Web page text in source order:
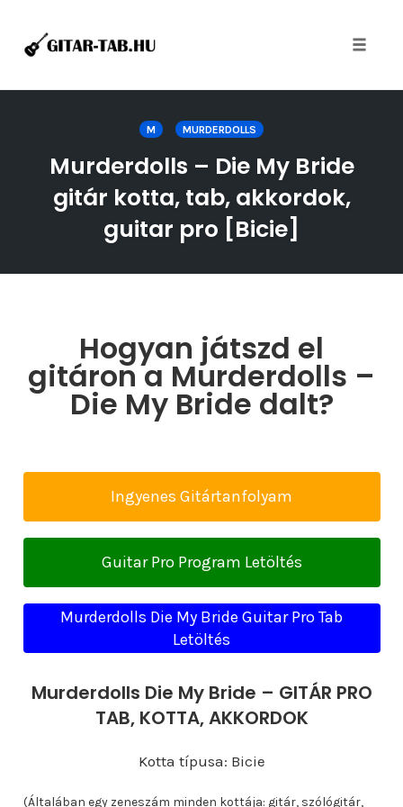
M MURDERDOLLS
Murderdolls – Die My Bride
gitár kotta, tab, akkordok,
guitar pro [Bicie]
Hogyan játszd el
gitáron a Murderdolls –
Die My Bride dalt?
Ingyenes Gitártanfolyam
Guitar Pro Program Letöltés
Murderdolls Die My Bride Guitar Pro Tab
Letöltés
Murderdolls Die My Bride – GITÁR PRO
TAB, KOTTA, AKKORDOK
Kotta típusa: Bicie
(Általában egy zeneszám minden kottája: gitár, szólógitár,